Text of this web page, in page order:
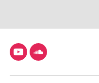
YouTubeSoundCloud